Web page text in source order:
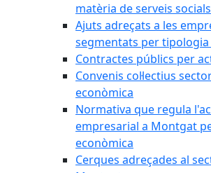
matèria de serveis socials
Ajuts adreçats a les
segmentats per
Contractes públics per
Convenis col·lectius
econòmica
Normativa que regula
empresarial a Montgat
econòmica
Cerques adreçades al